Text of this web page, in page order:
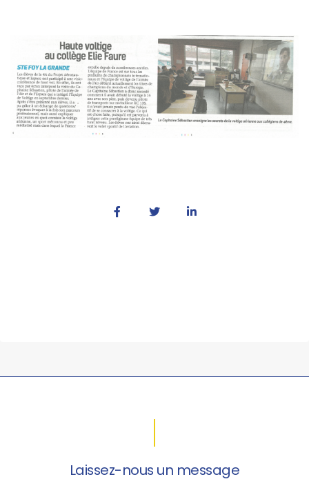
Laissez-nous un message